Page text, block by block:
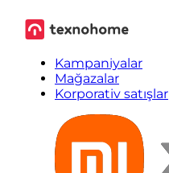
Kampaniyalar
Mağazalar
Korporativ satışlar